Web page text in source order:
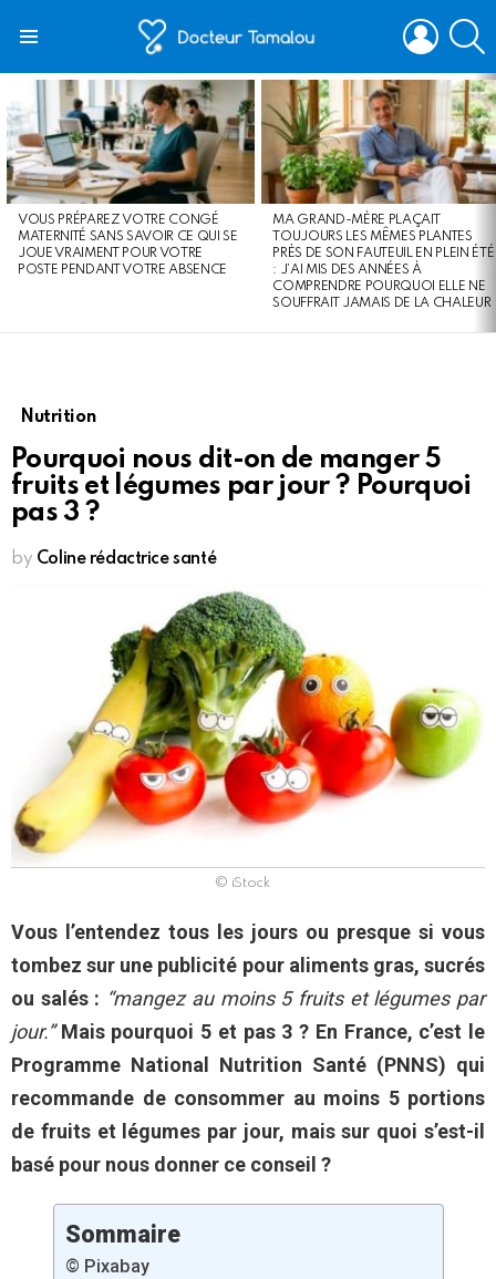
LOGIN
STORIES
VOUS PRÉPAREZ VOTRE CONGÉ
MATERNITÉ SANS SAVOIR CE QUI SE
JOUE VRAIMENT POUR VOTRE
POSTE PENDANT VOTRE ABSENCE
MA GRAND-MÈRE PLAÇAIT
TOUJOURS LES MÊMES PLANTES
PRÈS DE SON FAUTEUIL EN PLEIN ÉTÉ
: J’AI MIS DES ANNÉES À
COMPRENDRE POURQUOI ELLE NE
SOUFFRAIT JAMAIS DE LA CHALEUR
Nutrition
Pourquoi nous dit-on de manger 5
fruits et légumes par jour ? Pourquoi
pas 3 ?
by Coline rédactrice santé
© iStock
Vous l’entendez tous les jours ou presque si vous
tombez sur une publicité pour aliments gras, sucrés
ou salés : “mangez au moins 5 fruits et légumes par
jour.”Mais pourquoi 5 et pas 3 ? En France, c’est le
Programme National Nutrition Santé (PNNS) qui
recommande de consommer au moins 5 portions
de fruits et légumes par jour, mais sur quoi s’est-il
basé pour nous donner ce conseil ?
Sommaire
© Pixabay